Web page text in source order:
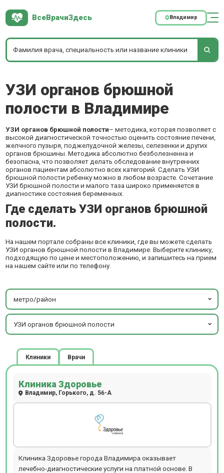
ВсеВрачиЗдесь Владимир
УЗИ органов брюшной
полости в Владимире
УЗИ органов брюшной полости– методика, которая позволяет с
высокой диагностической точностью оценить состояние печени,
желчного пузыря, поджелудочной железы, селезенки и других
органов брюшины. Методика абсолютно безболезненна и
безопасна, что позволяет делать обследование внутренних
органов пациентам абсолютно всех категорий. Сделать УЗИ
брюшной полости ребенку можно в любом возрасте. Сочетание
УЗИ брюшной полости ималого таза широко применяется в
диагностике состояния беременных.
Где сделать УЗИ органов брюшной
полости.
На нашем портале собраны все клиники, где вы можете сделать
УЗИ органов брюшной полости в Владимире. Выберите клинику,
подходящую по цене и местоположению, и запишитесь на прием
на нашем сайте или по телефону.
метро/район
УЗИ органов брюшной полости
Клиники Врачи
Клиника Здоровье
Владимир, Горького, д. 56-А
Клиника Здоровье города Владимира оказывает
лечебно-диагностические услуги на платной основе. В